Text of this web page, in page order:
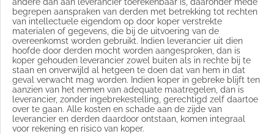
begrepen aanspraken van derden met betrekking tot rechten
van intellectuele eigendom op door koper verstrekte
materialen of gegevens, die bij de uitvoering van de
overeenkomst worden gebruikt. Indien leverancier uit dien
hoofde door derden mocht worden aangesproken, dan is
koper gehouden leverancier zowel buiten als in rechte bij te
staan en onverwijld al hetgeen te doen dat van hem in dat
geval verwacht mag worden. Indien koper in gebreke blijft ten
aanzien van het nemen van adequate maatregelen, dan is
leverancier, zonder ingebrekestelling, gerechtigd zelf daartoe
over te gaan. Alle kosten en schade aan de zijde van
leverancier en derden daardoor ontstaan, komen integraal
voor rekening en risico van koper.